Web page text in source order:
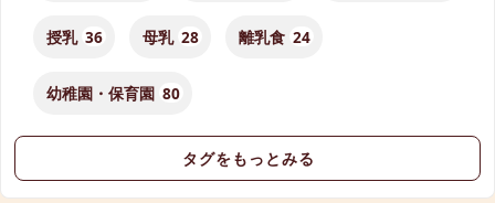
授乳 36 母乳 28 離乳食 24
幼稚園・保育園 80
タグをもっとみる